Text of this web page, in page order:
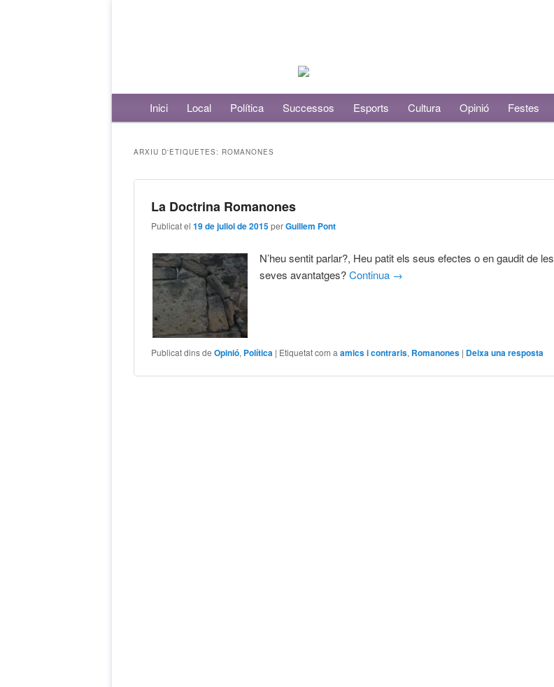
Menú principalAneu al contingut principal
Aneu al contingut secundari
Inici Local Política Successos Esports Cultura Opinió Festes
ARXIU D'ETIQUETES: ROMANONES
La Doctrina Romanones
Publicat el19 de juliol de 2015perGuillem Pont
N’heu sentit parlar?, Heu patit els seus efectes o en gaudit de les
seves avantatges?Continua →
Publicat dins de Opinió, Política | Etiquetat com a amics i contraris, Romanones | Deixa una resposta